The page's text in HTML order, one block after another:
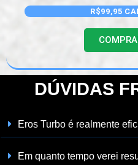
R$99,95
DÚVIDAS
Eros Turbo é realmente
Em quanto tempo verei